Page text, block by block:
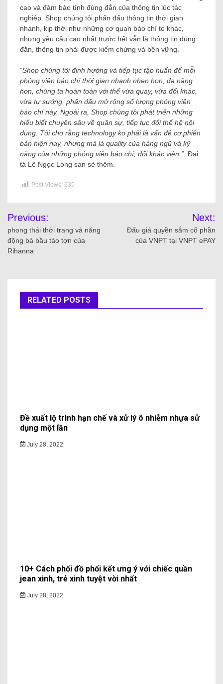
cao và đảm bảo tính đúng đắn của thông tin lúc tác
nghiệp. Shop chúng tôi phấn đấu thông tin thời gian
nhanh, kịp thời như những cơ quan báo chí to khác,
nhưng yêu cầu cao nhất trước hết vẫn là thông tin đúng
đắn, thông tin phải được kiểm chứng và bền vững.
“Shop chúng tôi định hướng và tiếp tục tập huấn để mỗi
phóng viên báo chí thời gian nhanh nhẹn hơn, đa năng
hơn, chúng ta hoàn toàn với thể vừa quay, vừa đổi khác,
vừa tự sướng, phấn đấu mở rộng số lượng phóng viên
báo chí này. Ngoài ra, Shop chúng tôi phát triển những
hiểu biết chuyên sâu về quân sự, tiếp tục đổi thế hệ nội
dung. Tôi cho rằng technology ko phải là vấn đề cơ phiên
bản hiện nay, nhưng mà là quality của hàng ngũ và kỹ
năng của những phóng viên báo chí, đổi khác viên ”. Đại
tá Lê Ngọc Long san sẻ thêm.
Post Views: 635
Previous:
phong thái thời trang và năng
động bà bầu táo tợn của
Rihanna
Next:
Đấu giá quyền sắm cổ phần
của VNPT tại VNPT ePAY
RELATED POSTS
Đề xuất lộ trình hạn chế và xử lý ô nhiễm nhựa sử
dụng một lần
July 28, 2022
10+ Cách phối đồ phối kết ưng ý với chiếc quần
jean xinh, trẻ xinh tuyệt vời nhất
July 28, 2022